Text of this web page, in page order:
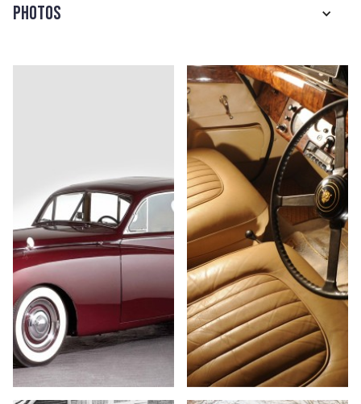
Photos